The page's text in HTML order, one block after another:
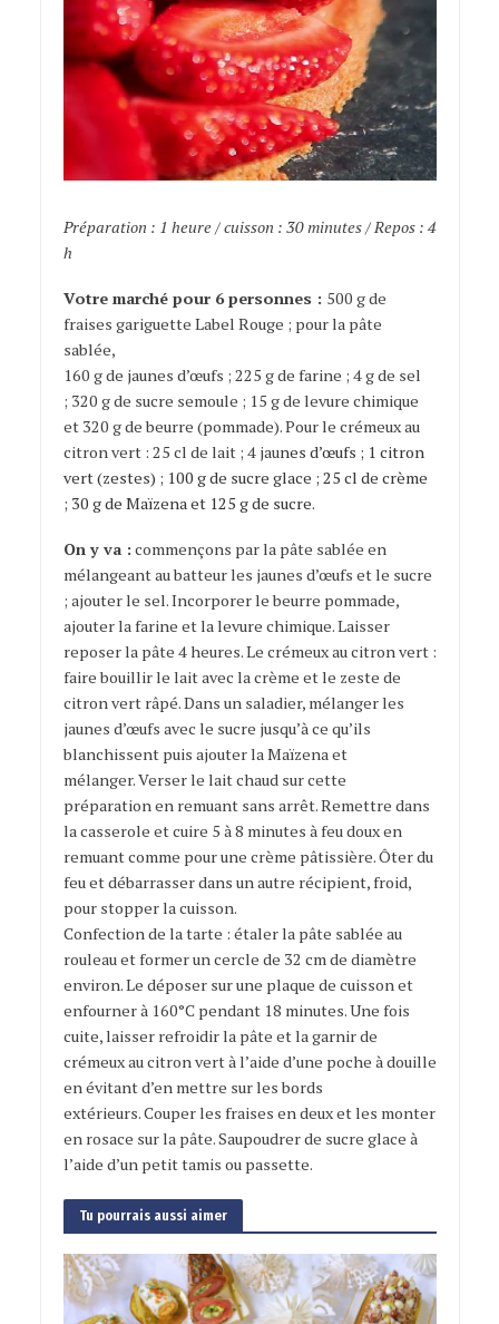
Préparation : 1 heure / cuisson : 30 minutes / Repos : 4
h
Votre marché pour 6 personnes : 500 g de
fraises gariguette Label Rouge ; pour la pâte
sablée,
160 g de jaunes d’œufs ; 225 g de farine ; 4 g de sel
; 320 g de sucre semoule ; 15 g de levure chimique
et 320 g de beurre (pommade). Pour le crémeux au
citron vert : 25 cl de lait ; 4 jaunes d’œufs ; 1 citron
vert(zestes) ; 100 g de sucre glace ; 25 cl de crème
; 30 g de Maïzena et 125 g de sucre.
On y va : commençons par la pâte sablée en
mélangeant au batteur les jaunes d’œufs et le sucre
; ajouter le sel. Incorporer le beurre pommade,
ajouter la farine et la levure chimique. Laisser
reposer la pâte 4 heures. Le crémeux au citron vert :
faire bouillir le lait avec la crème et le zeste de
citron vert râpé. Dans un saladier, mélanger les
jaunes d’œufs avec le sucre jusqu’à ce qu’ils
blanchissent puis ajouter la Maïzena et
mélanger. Verser le lait chaud sur cette
préparation en remuant sans arrêt. Remettre dans
la casserole et cuire 5 à 8 minutes à feu doux en
remuant comme pour une crème pâtissière. Ôter du
feu et débarrasser dans un autre récipient, froid,
pour stopper la cuisson.
Confection de la tarte : étaler la pâte sablée au
rouleau et former un cercle de 32 cm de diamètre
environ. Le déposer sur une plaque de cuisson et
enfourner à 160°C pendant 18 minutes. Une fois
cuite, laisser refroidir la pâte et la garnir de
crémeux au citron vert à l’aide d’une poche à douille
en évitant d’en mettre sur les bords
extérieurs. Couper les fraises en deux et les monter
en rosace sur la pâte. Saupoudrer de sucre glace à
l’aide d’un petit tamis ou passette.
Tu pourrais aussi aimer